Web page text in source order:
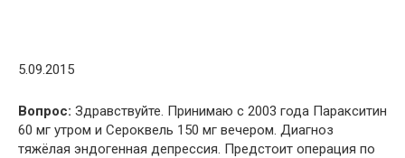
5.09.2015
Вопрос: Здравствуйте. Принимаю с 2003 года Паракситин
60 мг утром и Сероквель 150 мг вечером. Диагноз
тяжёлая эндогенная депрессия. Предстоит операция по